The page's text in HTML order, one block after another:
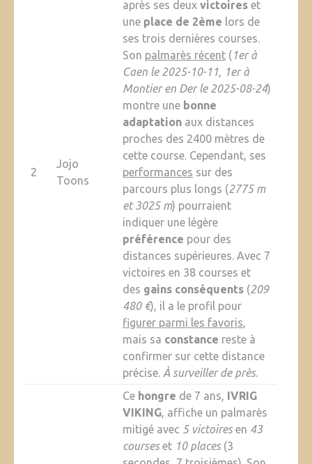
2
Jojo
Toons
après ses deux victoireset
une place de 2ème lors de
ses trois dernières courses.
Son palmarès récent(1er à
Caen le 2025-10-11, 1er à
Montier en Der le 2025-08-24)
montre une bonne
adaptationaux distances
proches des 2400 mètres de
cette course. Cependant, ses
performances sur des
parcours plus longs (2775 m
et 3025 m) pourraient
indiquer une légère
préférence pour des
distances supérieures. Avec 7
victoires en 38 courses et
des gains conséquents(209
480 €), il a le profil pour
figurer parmi les favoris,
mais sa constance reste à
confirmer sur cette distance
précise. À surveiller de près.
Ce hongre de 7 ans, IVRIG
VIKING, affiche un palmarès
mitigé avec 5 victoiresen 43
courseset 10 places(3